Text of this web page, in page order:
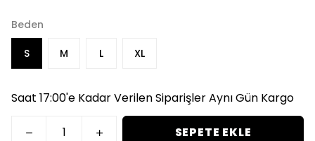
Beden
S M L XL
Saat 17:00'e Kadar Verilen Siparişler Aynı Gün Kargo
SEPETE EKLE